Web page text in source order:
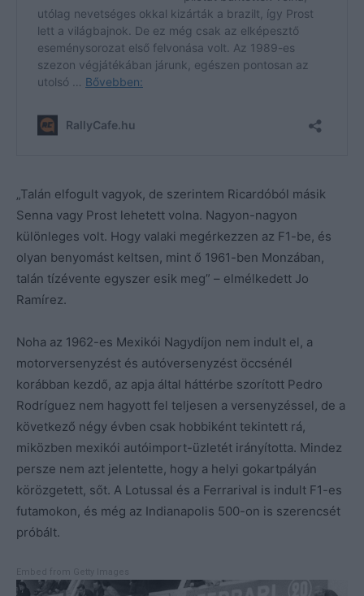
„Talán elfogult vagyok, de szerintem Ricardóból másik
Senna vagy Prost lehetett volna. Nagyon-nagyon
különleges volt. Hogy valaki megérkezzen az F1-be, és
olyan benyomást keltsen, mint ő 1961-ben Monzában,
talán tízévente egyszer esik meg” – elmélkedett Jo
Ramírez.
Noha az 1962-es Mexikói Nagydíjon nem indult el, a
motorversenyzést és autóversenyzést öccsénél
korábban kezdő, az apja által háttérbe szorított Pedro
Rodríguez nem hagyott fel teljesen a versenyzéssel, de a
következő négy évben csak hobbiként tekintett rá,
miközben mexikói autóimport-üzletét irányította. Mindez
persze nem azt jelentette, hogy a helyi gokartpályán
körözgetett, sőt. A Lotussal és a Ferrarival is indult F1-es
futamokon, és még az Indianapolis 500-on is szerencsét
próbált.